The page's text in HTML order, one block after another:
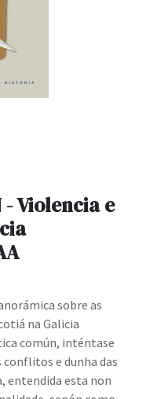
- Violencia e
sobre as
na Galicia
común, inténtase
conflitos e dunha das
entendida esta non